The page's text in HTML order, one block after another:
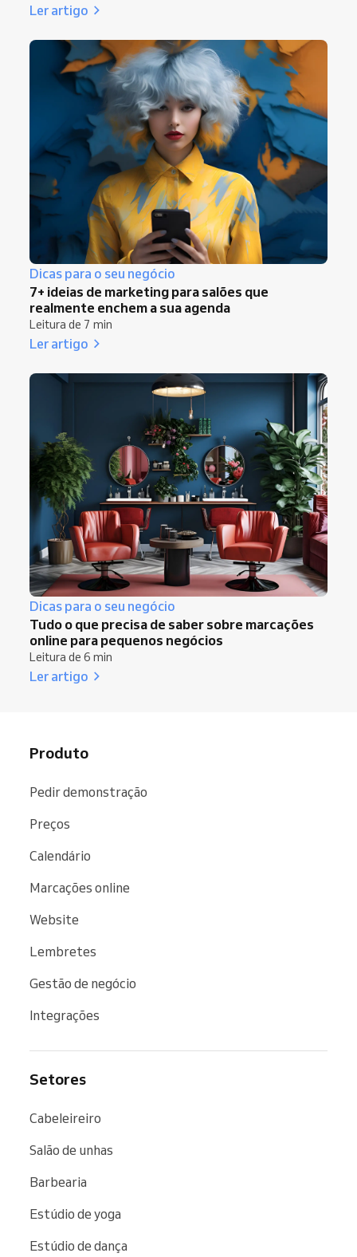
Ler artigo
Dicas para o seu negócio
7+ ideias de marketing para salões que
realmente enchem a sua agenda
Leitura de 7 min
Ler artigo
Dicas para o seu negócio
Tudo o que precisa de saber sobre marcações
online para pequenos negócios
Leitura de 6 min
Ler artigo
Produto
Pedir demonstração
Preços
Calendário
Marcações online
Website
Lembretes
Gestão de negócio
Integrações
Setores
Cabeleireiro
Salão de unhas
Barbearia
Estúdio de yoga
Estúdio de dança